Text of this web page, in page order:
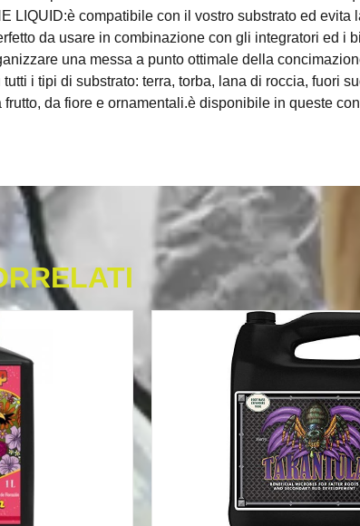
LIQUID:è compatibile con il vostro substrato ed evita
da usare in combinazione con gli integratori ed i
una messa a punto ottimale della
i tipi di substrato: terra, torba, lana di roccia, fuori
da fiore e ornamentali.è disponibile in queste